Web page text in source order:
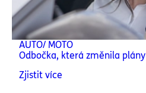
AUTO/ MOTO
Odbočka, která změnila plány
Zjistit více